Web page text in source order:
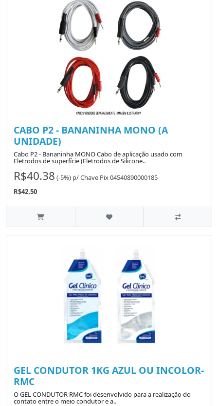
CABO P2 - BANANINHA MONO (A
UNIDADE)
Cabo P2 - Bananinha MONO Cabo de aplicação usado com
Eletrodos de superfície (Eletrodos de Silicone..
R$40.38 (-5%) p/Chave Pix 04540890000185
R$42.50
GEL CONDUTOR 1KG AZUL OU INCOLOR-
RMC
O GEL CONDUTOR RMC foi desenvolvido para a realização do
contato entre o meio condutor e a..